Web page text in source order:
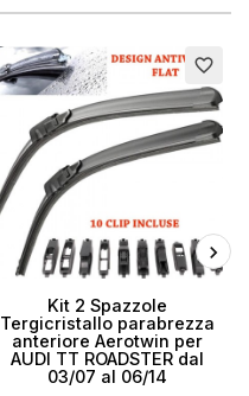
favorite_border
Kit 2 Spazzole
Tergicristallo parabrezza
anteriore Aerotwin per
AUDI TT ROADSTER dal
03/07 al 06/14